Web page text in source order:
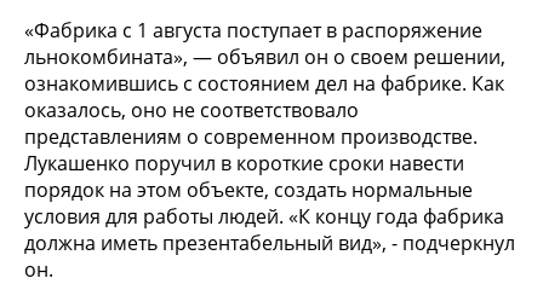
«Фабрика с 1 августа поступает в распоряжение
льнокомбината», — объявил он о своем решении,
ознакомившись с состоянием дел на фабрике. Как
оказалось, оно не соответствовало
представлениям о современном производстве.
Лукашенко поручил в короткие сроки навести
порядок на этом объекте, создать нормальные
условия для работы людей. «К концу года фабрика
должна иметь презентабельный вид», - подчеркнул
он.